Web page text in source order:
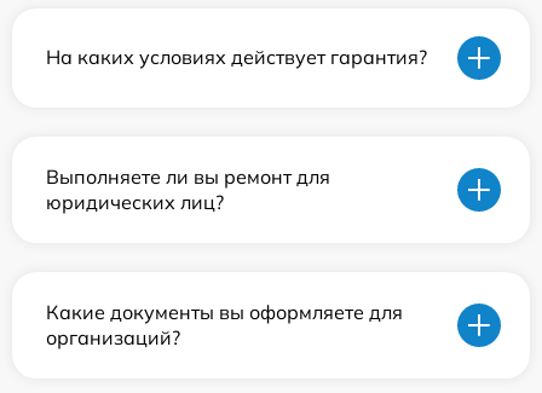
На каких условиях действует гарантия?
Выполняете ли вы ремонт для
юридических лиц?
Какие документы вы оформляете для
организаций?